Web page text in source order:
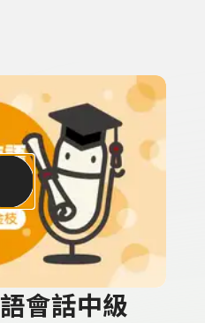
、主持人或關鍵字
會話中級